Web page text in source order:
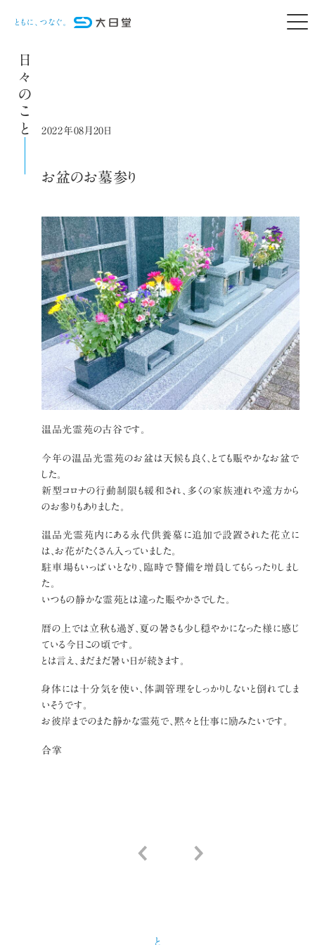
日々のこと 2022年08月20日
お盆のお墓参り
温品光霊苑の古谷です。
今年の温品光霊苑のお盆は天候も良く、とても賑やかなお盆で
した。
新型コロナの行動制限も緩和され、多くの家族連れや遠方から
のお参りもありました。
温品光霊苑内にある永代供養墓に追加で設置された花立に
は、お花がたくさん入っていました。
駐車場もいっぱいとなり、臨時で警備を増員してもらったりしまし
た。
いつもの静かな霊苑とは違った賑やかさでした。
暦の上では立秋も過ぎ、夏の暑さも少し穏やかになった様に感じ
ている今日この頃です。
とは言え、まだまだ暑い日が続きます。
身体には十分気を使い、体調管理をしっかりしないと倒れてしま
いそうです。
お彼岸までのまた静かな霊苑で、黙々と仕事に励みたいです。
合掌